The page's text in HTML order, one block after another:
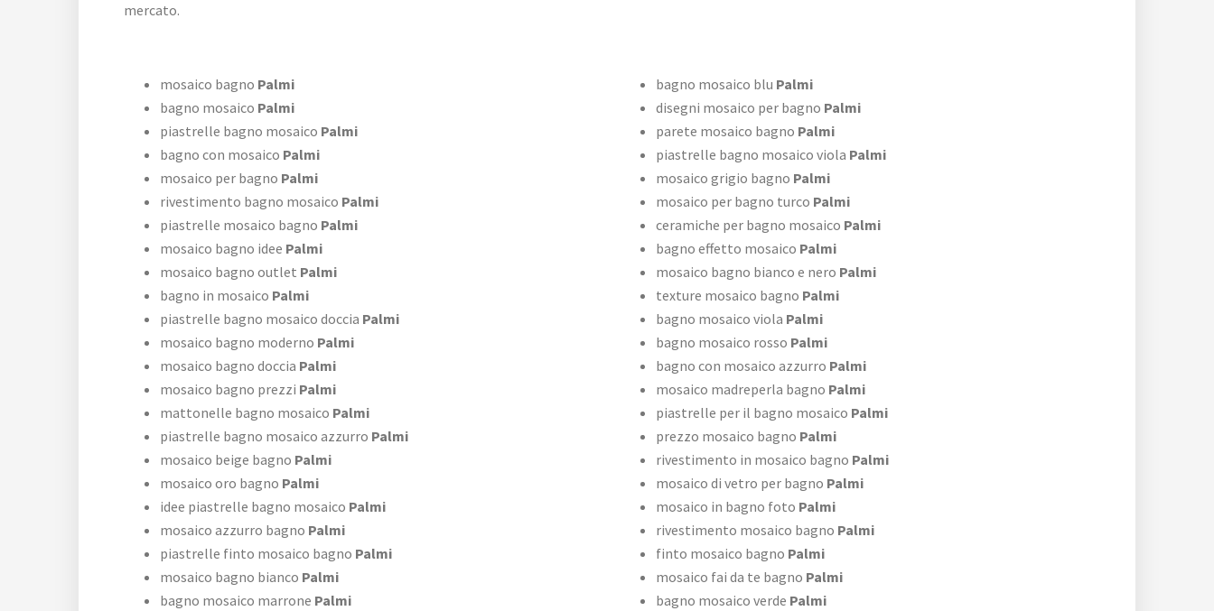
mercato.
mosaico bagno Palmi
bagno mosaico Palmi
piastrelle bagno mosaico Palmi
bagno con mosaico Palmi
mosaico per bagno Palmi
rivestimento bagno mosaico Palmi
piastrelle mosaico bagno Palmi
mosaico bagno idee Palmi
mosaico bagno outlet Palmi
bagno in mosaico Palmi
piastrelle bagno mosaico doccia Palmi
mosaico bagno moderno Palmi
mosaico bagno doccia Palmi
mosaico bagno prezzi Palmi
mattonelle bagno mosaico Palmi
piastrelle bagno mosaico azzurro Palmi
mosaico beige bagno Palmi
mosaico oro bagno Palmi
idee piastrelle bagno mosaico Palmi
mosaico azzurro bagno Palmi
piastrelle finto mosaico bagno Palmi
mosaico bagno bianco Palmi
bagno mosaico marrone Palmi
bagno mosaico blu Palmi
disegni mosaico per bagno Palmi
parete mosaico bagno Palmi
piastrelle bagno mosaico viola Palmi
mosaico grigio bagno Palmi
mosaico per bagno turco Palmi
ceramiche per bagno mosaico Palmi
bagno effetto mosaico Palmi
mosaico bagno bianco e nero Palmi
texture mosaico bagno Palmi
bagno mosaico viola Palmi
bagno mosaico rosso Palmi
bagno con mosaico azzurro Palmi
mosaico madreperla bagno Palmi
piastrelle per il bagno mosaico Palmi
prezzo mosaico bagno Palmi
rivestimento in mosaico bagno Palmi
mosaico di vetro per bagno Palmi
mosaico in bagno foto Palmi
rivestimento mosaico bagno Palmi
finto mosaico bagno Palmi
mosaico fai da te bagno Palmi
bagno mosaico verde Palmi